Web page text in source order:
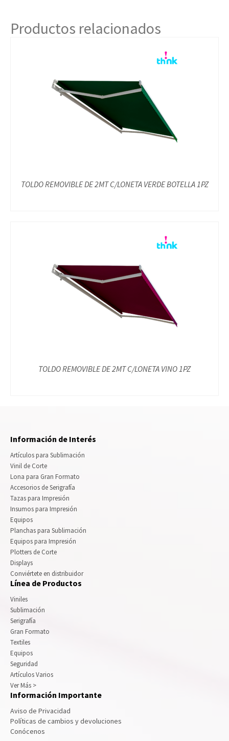
Productos relacionados
TOLDO REMOVIBLE DE 2MT C/LONETA VERDE BOTELLA 1PZ
TOLDO REMOVIBLE DE 2MT C/LONETA VINO 1PZ
Información de Interés
Artículos para Sublimación
Vinil de Corte
Lona para Gran Formato
Accesorios de Serigrafía
Tazas para Impresión
Insumos para Impresión
Equipos
Planchas para Sublimación
Equipos para Impresión
Plotters de Corte
Displays
Conviértete en distribuidor
Línea de Productos
Viniles
Sublimación
Serigrafía
Gran Formato
Textiles
Equipos
Seguridad
Artículos Varios
Ver Más >
Información Importante
Aviso de Privacidad
Políticas de cambios y devoluciones
Conócenos